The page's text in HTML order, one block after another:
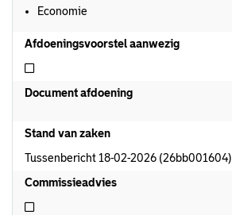
Economie
Afdoeningsvoorstel aanwezig
Niet afdoeningsvoorstel aanwezig
Document afdoening
Stand van zaken
Tussenbericht 18-02-2026 (26bb001604)
Commissieadvies
Niet commissieadvies